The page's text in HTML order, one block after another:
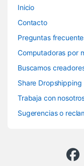
Inicio
Contacto
Preguntas
Computadoras por
Buscamos
Share Dropshipping
Trabaja con
Sugerencias o